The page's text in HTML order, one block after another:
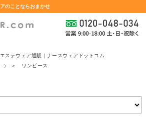
のことならおまかせ
ステウェア通販｜ナースウェアドットコム
＞ ワンピース